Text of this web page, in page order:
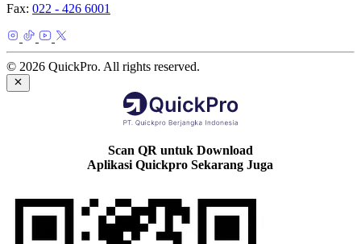
Fax: 022 - 426 6001
© 2026 QuickPro. All rights reserved.
Scan QR untuk Download
Aplikasi Quickpro Sekarang Juga